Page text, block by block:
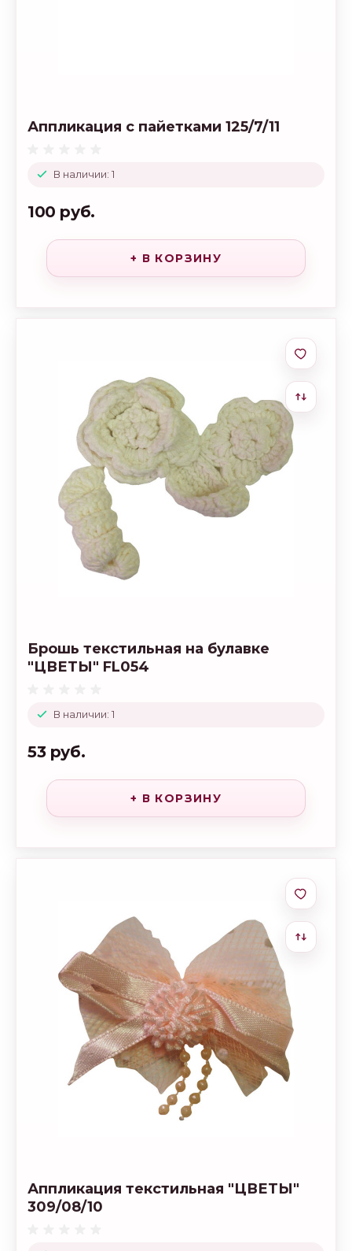
В наличии: 1
Аппликация с пайетками 125/7/11
100 руб.
+ В КОРЗИНУ
В наличии: 1
Брошь текстильная на булавке
"ЦВЕТЫ" FL054
53 руб.
+ В КОРЗИНУ
Аппликация текстильная "ЦВЕТЫ"
309/08/10